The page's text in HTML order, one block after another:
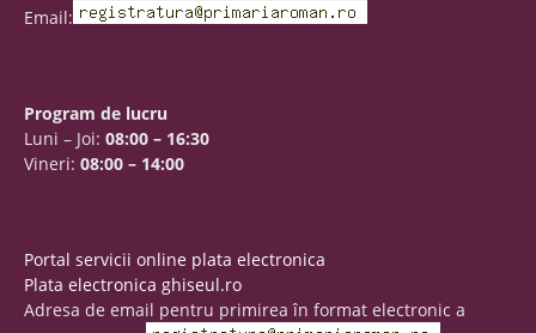
Email:
Program de lucru
Luni – Joi: 08:00 – 16:30
Vineri: 08:00 – 14:00
Portal servicii online plata electronica
Plata electronica ghiseul.ro
Adresa de email pentru primirea în format electronic a